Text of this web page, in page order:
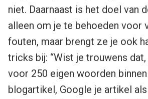
niet. Daarnaast is het doel van
alleen om je te behoeden voor
fouten, maar brengt ze je ook
tricks bij: “Wist je trouwens
voor 250 eigen woorden
blogartikel, Google je artikel als